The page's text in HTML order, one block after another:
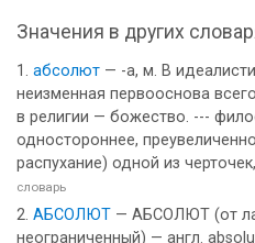
Значения в других
абсолют — -а, м. В
неизменная первооснова
в религии — божество. ---
одностороннее,
распухание) одной из
словарь
АБСОЛЮТ — АБСОЛЮТ (от
неограниченный) — англ.